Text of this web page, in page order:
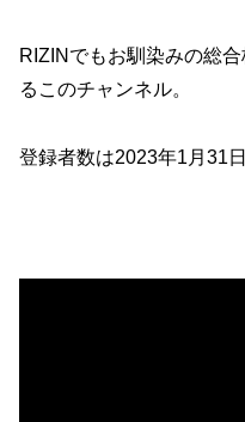
RIZINでもお馴染みの総
るこのチャンネル。
登録者数は2023年1月31